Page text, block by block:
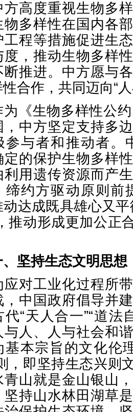
度重视生物多样
物多样性在国内各
工程等措施促进生
度，推动生物多样
断推进。中方愿与
合作，共同迈向“
生物多样性公约
，中方坚定支持多
参与者和推动者。
定的保护生物多样
利用遗传资源而产
缔约方驱动原则前
达成既具雄心又
推动形成更加公正
、坚持生态文明思想
工业化过程所带
，中国政府倡导并
代“天人合一”“道
与人、人与社会和
基本宗旨的文化伦
，即坚持生态兴则
青山就是金山银山
坚持山水林田湖草